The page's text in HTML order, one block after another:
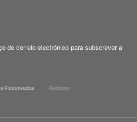
de correio electrónico para subscrever a
Reservados Redicom